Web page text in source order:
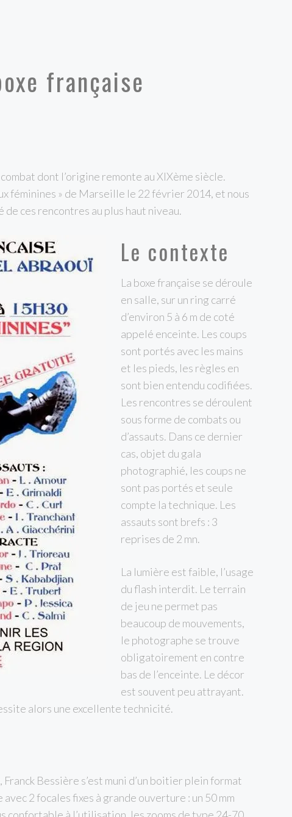
française
dont l’origine remonte au XIXème siècle.
féminines » de Marseille le 22 février 2014, et nous
ces rencontres au plus haut niveau.
Le contexte
La boxe française se déroule
en salle, sur un ring carré
d’environ 5 à 6 m de coté
appelé enceinte. Les coups
sont portés avec les mains
et les pieds, les règles en
sont bien entendu codifiées.
Les rencontres se déroulent
sous forme de combats ou
d’assauts. Dans ce dernier
cas, objet du gala
photographié, les coups ne
sont pas portés et seule
compte la technique. Les
assauts sont brefs : 3
reprises de 2 mn.
La lumière est faible, l’usage
du flash interdit. Le terrain
de jeu ne permet pas
beaucoup de mouvements,
le photographe se trouve
obligatoirement en contre
bas de l’enceinte. Le décor
est souvent peu attrayant.
alors une excellente technicité.
Bessière s’est muni d’un boitier plein format
2 focales fixes à grande ouverture : un 50 mm